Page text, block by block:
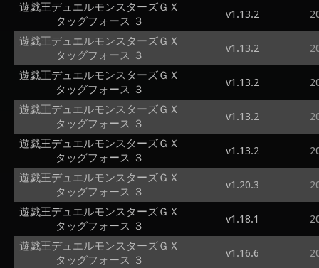
遊戯王デュエルモンスターズＧＸ
タッグフォース ３
v1.13.2
遊戯王デュエルモンスターズＧＸ
タッグフォース ３
v1.13.2
遊戯王デュエルモンスターズＧＸ
タッグフォース ３
v1.13.2
遊戯王デュエルモンスターズＧＸ
タッグフォース ３
v1.13.2
遊戯王デュエルモンスターズＧＸ
タッグフォース ３
v1.13.2
遊戯王デュエルモンスターズＧＸ
タッグフォース ３
v1.20.3
遊戯王デュエルモンスターズＧＸ
タッグフォース ３
v1.18.1
遊戯王デュエルモンスターズＧＸ
タッグフォース ３
v1.16.6